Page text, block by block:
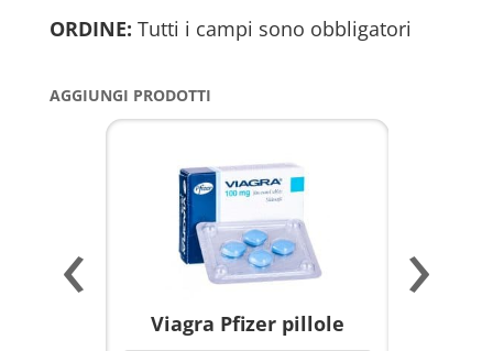
ORDINE: Tutti i campi sono obbligatori
AGGIUNGI PRODOTTI
Viagra Pfizer pillole
‹ ›